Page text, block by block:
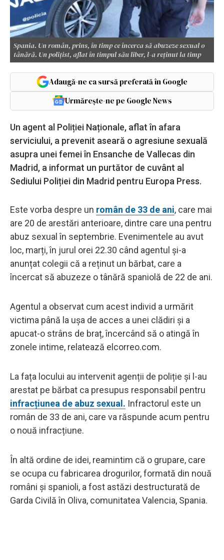
Spania. Un român, prins, în timp ce încerca să abuzeze sexual o
tânără. Un polițist, aflat în timpul său liber, l-a reținut la timp
Adaugă-ne ca sursă preferată în Google
Urmărește-ne pe Google News
Un agent al Poliției Naționale, aflat în afara
serviciului, a prevenit aseară o agresiune sexuală
asupra unei femei în Ensanche de Vallecas din
Madrid, a informat un purtător de cuvânt al
Sediului Poliției din Madrid pentru Europa Press.
Este vorba despre un român de 33 de ani, care mai
are 20 de arestări anterioare, dintre care una pentru
abuz sexual în septembrie. Evenimentele au avut
loc, marți, în jurul orei 22.30 când agentul și-a
anunțat colegii că a reținut un bărbat, care a
încercat să abuzeze o tânără spaniolă de 22 de ani.
Agentul a observat cum acest individ a urmărit
victima până la ușa de acces a unei clădiri și a
apucat-o strâns de braț, încercând să o atingă în
zonele intime, relatează elcorreo.com.
La fața locului au intervenit agenții de poliție și l-au
arestat pe bărbat ca presupus responsabil pentru
infracțiunea de abuz sexual. Infractorul este un
român de 33 de ani, care va răspunde acum pentru
o nouă infracțiune.
În altă ordine de idei, reamintim că o grupare, care
se ocupa cu fabricarea drogurilor, formată din nouă
români și spanioli, a fost astăzi destructurată de
Garda Civilă în Oliva, comunitatea Valencia, Spania.